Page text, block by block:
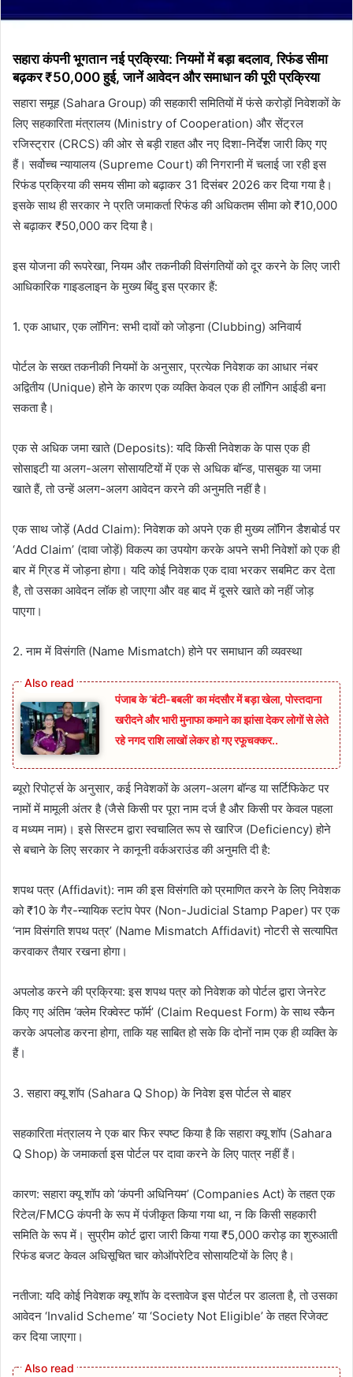
सहारा कंपनी भूगतान नई प्रक्रिया: नियमों में बड़ा बदलाव, रिफंड सीमा
बढ़कर ₹50,000 हुई, जानें आवेदन और समाधान की पूरी प्रक्रिया
सहारा समूह (Sahara Group) की सहकारी समितियों में फंसे करोड़ों निवेशकों के
लिए सहकारिता मंत्रालय (Ministry of Cooperation) और सेंट्रल
रजिस्ट्रार (CRCS) की ओर से बड़ी राहत और नए दिशा-निर्देश जारी किए गए
हैं। सर्वोच्च न्यायालय (Supreme Court) की निगरानी में चलाई जा रही इस
रिफंड प्रक्रिया की समय सीमा को बढ़ाकर 31 दिसंबर 2026 कर दिया गया है।
इसके साथ ही सरकार ने प्रति जमाकर्ता रिफंड की अधिकतम सीमा को ₹10,000
से बढ़ाकर ₹50,000 कर दिया है।
इस योजना की रूपरेखा, नियम और तकनीकी विसंगतियों को दूर करने के लिए जारी
आधिकारिक गाइडलाइन के मुख्य बिंदु इस प्रकार हैं:
1. एक आधार, एक लॉगिन: सभी दावों को जोड़ना (Clubbing) अनिवार्य
पोर्टल के सख्त तकनीकी नियमों के अनुसार, प्रत्येक निवेशक का आधार नंबर
अद्वितीय (Unique) होने के कारण एक व्यक्ति केवल एक ही लॉगिन आईडी बना
सकता है।
एक से अधिक जमा खाते (Deposits): यदि किसी निवेशक के पास एक ही
सोसाइटी या अलग-अलग सोसायटियों में एक से अधिक बॉन्ड, पासबुक या जमा
खाते हैं, तो उन्हें अलग-अलग आवेदन करने की अनुमति नहीं है।
एक साथ जोड़ें (Add Claim): निवेशक को अपने एक ही मुख्य लॉगिन डैशबोर्ड पर
‘Add Claim’ (दावा जोड़ें) विकल्प का उपयोग करके अपने सभी निवेशों को एक ही
बार में ग्रिड में जोड़ना होगा। यदि कोई निवेशक एक दावा भरकर सबमिट कर देता
है, तो उसका आवेदन लॉक हो जाएगा और वह बाद में दूसरे खाते को नहीं जोड़
पाएगा।
2. नाम में विसंगति (Name Mismatch) होने पर समाधान की व्यवस्था
पंजाब के ‘बंटी-बबली’ का मंदसौर में बड़ा खेला, पोस्तदाना
खरीदने और भारी मुनाफा कमाने का झांसा देकर लोगों से लेते
रहे नगद राशि लाखों लेकर हो गए रफूचक्कर..
ब्यूरो रिपोर्ट्स के अनुसार, कई निवेशकों के अलग-अलग बॉन्ड या सर्टिफिकेट पर
नामों में मामूली अंतर है (जैसे किसी पर पूरा नाम दर्ज है और किसी पर केवल पहला
व मध्यम नाम)। इसे सिस्टम द्वारा स्वचालित रूप से खारिज (Deficiency) होने
से बचाने के लिए सरकार ने कानूनी वर्कअराउंड की अनुमति दी है:
शपथ पत्र (Affidavit): नाम की इस विसंगति को प्रमाणित करने के लिए निवेशक
को ₹10 के गैर-न्यायिक स्टांप पेपर (Non-Judicial Stamp Paper) पर एक
‘नाम विसंगति शपथ पत्र’ (Name Mismatch Affidavit) नोटरी से सत्यापित
करवाकर तैयार रखना होगा।
अपलोड करने की प्रक्रिया: इस शपथ पत्र को निवेशक को पोर्टल द्वारा जेनरेट
किए गए अंतिम ‘क्लेम रिक्वेस्ट फॉर्म’ (Claim Request Form) के साथ स्कैन
करके अपलोड करना होगा, ताकि यह साबित हो सके कि दोनों नाम एक ही व्यक्ति के
हैं।
3. सहारा क्यू शॉप (Sahara Q Shop) के निवेश इस पोर्टल से बाहर
सहकारिता मंत्रालय ने एक बार फिर स्पष्ट किया है कि सहारा क्यू शॉप (Sahara
Q Shop) के जमाकर्ता इस पोर्टल पर दावा करने के लिए पात्र नहीं हैं।
कारण: सहारा क्यू शॉप को ‘कंपनी अधिनियम’ (Companies Act) के तहत एक
रिटेल/FMCG कंपनी के रूप में पंजीकृत किया गया था, न कि किसी सहकारी
समिति के रूप में। सुप्रीम कोर्ट द्वारा जारी किया गया ₹5,000 करोड़ का शुरुआती
रिफंड बजट केवल अधिसूचित चार कोऑपरेटिव सोसायटियों के लिए है।
नतीजा: यदि कोई निवेशक क्यू शॉप के दस्तावेज इस पोर्टल पर डालता है, तो उसका
आवेदन ‘Invalid Scheme’ या ‘Society Not Eligible’ के तहत रिजेक्ट
कर दिया जाएगा।